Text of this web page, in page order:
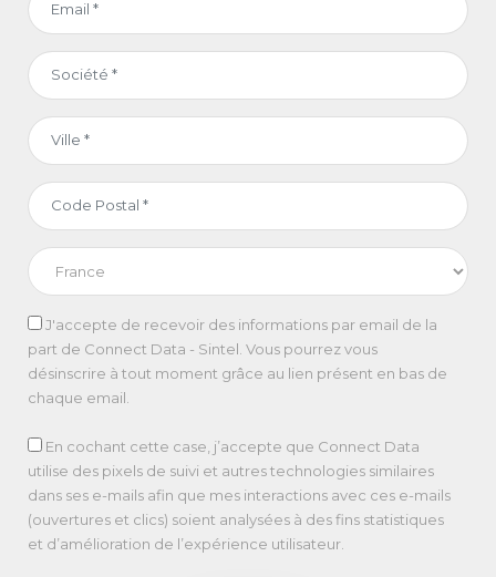
J'accepte de recevoir des informations par email de la
part de Connect Data - Sintel. Vous pourrez vous
désinscrire à tout moment grâce au lien présent en bas de
chaque email.
En cochant cette case, j’accepte que Connect Data
utilise des pixels de suivi et autres technologies similaires
dans ses e-mails afin que mes interactions avec ces e-mails
(ouvertures et clics) soient analysées à des fins statistiques
et d’amélioration de l’expérience utilisateur.